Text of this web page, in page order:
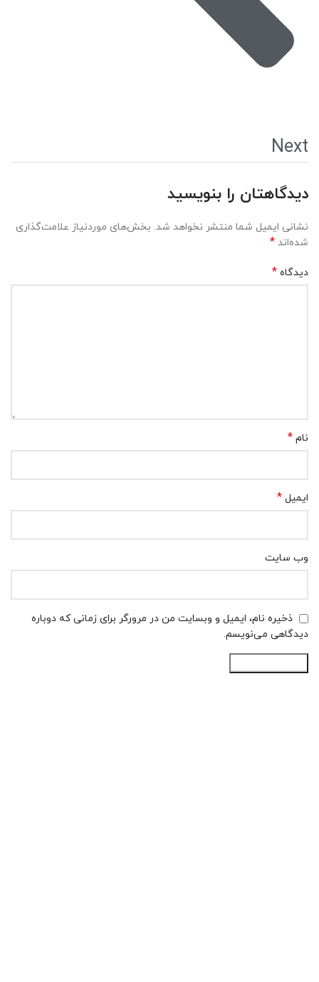
Next
دیدگاهتان را بنویسید
نشانی ایمیل شما منتشر نخواهد شد. بخش‌های موردنیاز علامت‌گذاری
شده‌اند *
دیدگاه *
نام *
ایمیل *
وب‌ سایت
ذخیره نام، ایمیل و وبسایت من در مرورگر برای زمانی که دوباره
دیدگاهی می‌نویسم.